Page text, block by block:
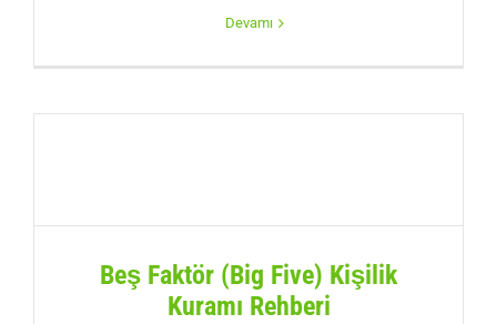
Devamı
Beş Faktör (Big Five) Kişilik
Kuramı Rehberi